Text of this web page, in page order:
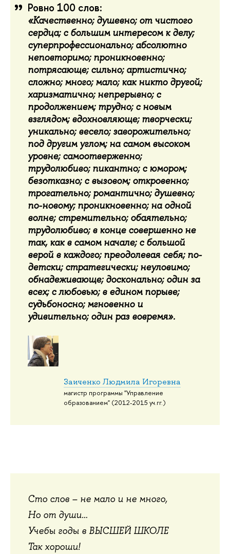
Ровно 100 слов:
«Качественно; душевно; от чистого
сердца; с большим интересом к делу;
суперпрофессионально; абсолютно
неповторимо; проникновенно;
потрясающе; сильно; артистично;
сложно; много; мало; как никто другой;
харизматично; непрерывно; с
продолжением; трудно; с новым
взглядом; вдохновляюще; творчески;
уникально; весело; заворожительно;
под другим углом; на самом высоком
уровне; самоотверженно;
трудолюбиво; пикантно; с юмором;
безотказно; с вызовом; откровенно;
трогательно; романтично; душевно;
по-новому; проникновенно; на одной
волне; стремительно; обаятельно;
трудолюбиво; в конце совершенно не
так, как в самом начале; с большой
верой в каждого; преодолевая себя; по-
детски; стратегически; неуловимо;
обнадеживающе; досконально; один за
всех; с любовью; в едином порыве;
судьбоносно; мгновенно и
удивительно; один раз вовремя».
Заиченко Людмила Игоревна
магистр программы "Управление
образованием" (2012-2015 уч.гг.)
Сто слов – не мало и не много,
Но от души…
Учебы годы в ВЫСШЕЙ ШКОЛЕ
Так хороши!